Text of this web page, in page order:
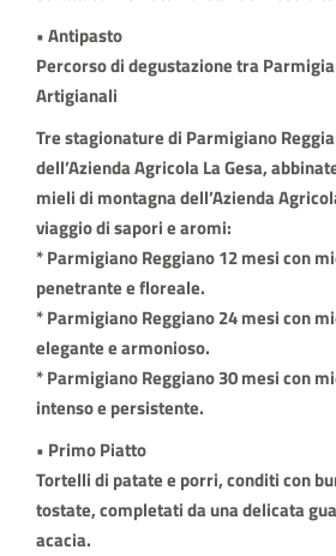
• Antipasto
Percorso di degustazione tra
Artigianali
Tre stagionature di Parmigiano
dell’Azienda Agricola La Gesa,
mieli di montagna dell’Azienda
viaggio di sapori e aromi:
* Parmigiano Reggiano 12 mesi con
penetrante e floreale.
* Parmigiano Reggiano 24 mesi con
elegante e armonioso.
* Parmigiano Reggiano 30 mesi con
intenso e persistente.
• Primo Piatto
Tortelli di patate e porri, conditi con
tostate, completati da una delicata
acacia.